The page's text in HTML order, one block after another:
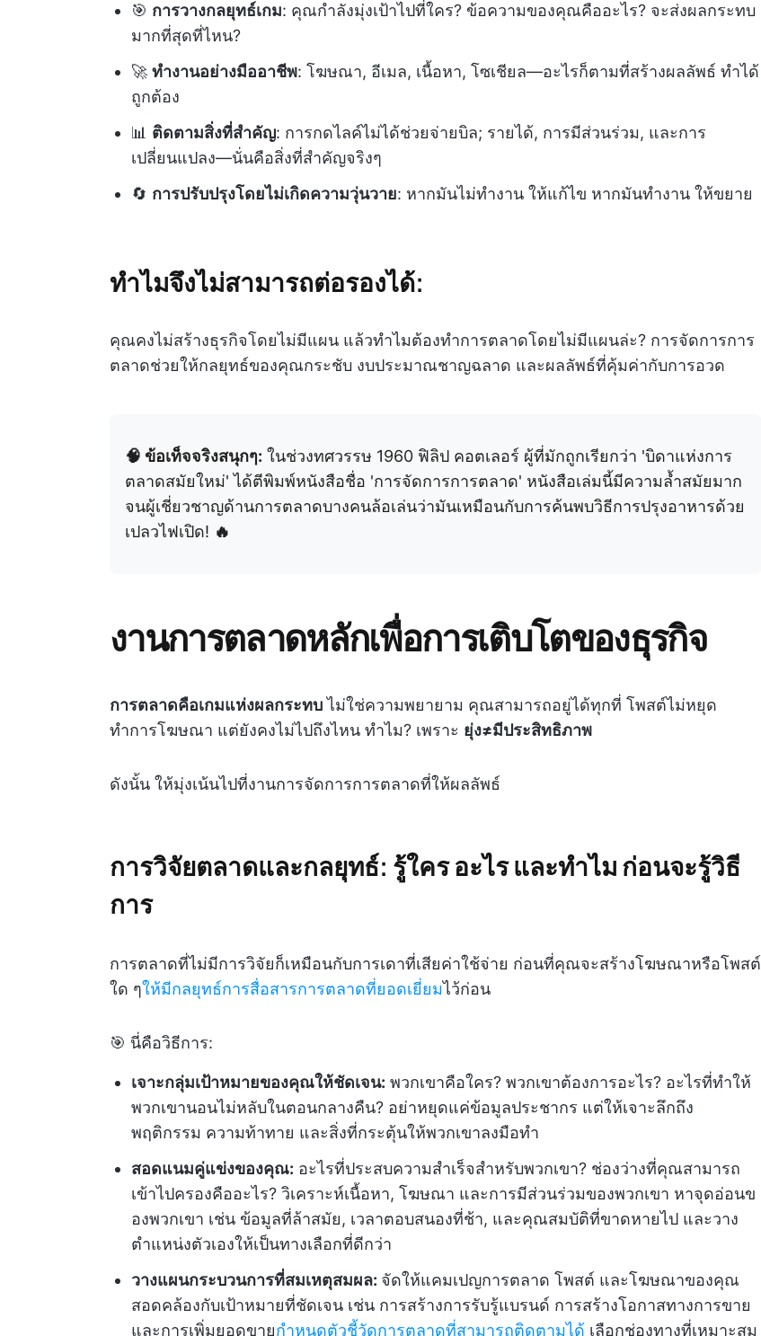
🎯 การวางกลยุทธ์เกม: คุณกำลังมุ่งเป้าไปที่ใคร? ข้อความของคุณคืออะไร? จะส่งผลกระทบ
มากที่สุดที่ไหน?
🚀 ทำงานอย่างมืออาชีพ: โฆษณา, อีเมล, เนื้อหา, โซเชียล—อะไรก็ตามที่สร้างผลลัพธ์ ทำได้
ถูกต้อง
📊 ติดตามสิ่งที่สำคัญ: การกดไลค์ไม่ได้ช่วยจ่ายบิล; รายได้, การมีส่วนร่วม, และการ
เปลี่ยนแปลง—นั่นคือสิ่งที่สำคัญจริงๆ
🔄 การปรับปรุงโดยไม่เกิดความวุ่นวาย: หากมันไม่ทำงาน ให้แก้ไข หากมันทำงาน ให้ขยาย
ทำไมจึงไม่สามารถต่อรองได้:
คุณคงไม่สร้างธุรกิจโดยไม่มีแผน แล้วทำไมต้องทำการตลาดโดยไม่มีแผนล่ะ? การจัดการการ
ตลาดช่วยให้กลยุทธ์ของคุณกระชับ งบประมาณชาญฉลาด และผลลัพธ์ที่คุ้มค่ากับการอวด
🧠 ข้อเท็จจริงสนุกๆ: ในช่วงทศวรรษ 1960 ฟิลิป คอตเลอร์ ผู้ที่มักถูกเรียกว่า 'บิดาแห่งการ
ตลาดสมัยใหม่' ได้ตีพิมพ์หนังสือชื่อ 'การจัดการการตลาด' หนังสือเล่มนี้มีความล้ำสมัยมาก
จนผู้เชี่ยวชาญด้านการตลาดบางคนล้อเล่นว่ามันเหมือนกับการค้นพบวิธีการปรุงอาหารด้วย
เปลวไฟเปิด! 🔥
งานการตลาดหลักเพื่อการเติบโตของธุรกิจ
การตลาดคือเกมแห่งผลกระทบไม่ใช่ความพยายาม คุณสามารถอยู่ได้ทุกที่ โพสต์ไม่หยุด
ทำการโฆษณา แต่ยังคงไม่ไปถึงไหน ทำไม? เพราะ ยุ่ง≠มีประสิทธิภาพ
ดังนั้น ให้มุ่งเน้นไปที่งานการจัดการการตลาดที่ให้ผลลัพธ์
การวิจัยตลาดและกลยุทธ์: รู้ใคร อะไร และทำไม ก่อนจะรู้วิธี
การ
การตลาดที่ไม่มีการวิจัยก็เหมือนกับการเดาที่เสียค่าใช้จ่าย ก่อนที่คุณจะสร้างโฆษณาหรือโพสต์
ใด ๆให้มีกลยุทธ์การสื่อสารการตลาดที่ยอดเยี่ยมไว้ก่อน
🎯 นี่คือวิธีการ:
เจาะกลุ่มเป้าหมายของคุณให้ชัดเจน: พวกเขาคือใคร? พวกเขาต้องการอะไร? อะไรที่ทำให้
พวกเขานอนไม่หลับในตอนกลางคืน? อย่าหยุดแค่ข้อมูลประชากร แต่ให้เจาะลึกถึง
พฤติกรรม ความท้าทาย และสิ่งที่กระตุ้นให้พวกเขาลงมือทำ
สอดแนมคู่แข่งของคุณ: อะไรที่ประสบความสำเร็จสำหรับพวกเขา? ช่องว่างที่คุณสามารถ
เข้าไปครองคืออะไร? วิเคราะห์เนื้อหา, โฆษณา และการมีส่วนร่วมของพวกเขา หาจุดอ่อนข
องพวกเขา เช่น ข้อมูลที่ล้าสมัย, เวลาตอบสนองที่ช้า, และคุณสมบัติที่ขาดหายไป และวาง
ตำแหน่งตัวเองให้เป็นทางเลือกที่ดีกว่า
วางแผนกระบวนการที่สมเหตุสมผล: จัดให้แคมเปญการตลาด โพสต์ และโฆษณาของคุณ
สอดคล้องกับเป้าหมายที่ชัดเจน เช่น การสร้างการรับรู้แบรนด์ การสร้างโอกาสทางการขาย
และการเพิ่มยอดขายกำหนดตัวชี้วัดการตลาดที่สามารถติดตามได้ เลือกช่องทางที่เหมาะสม